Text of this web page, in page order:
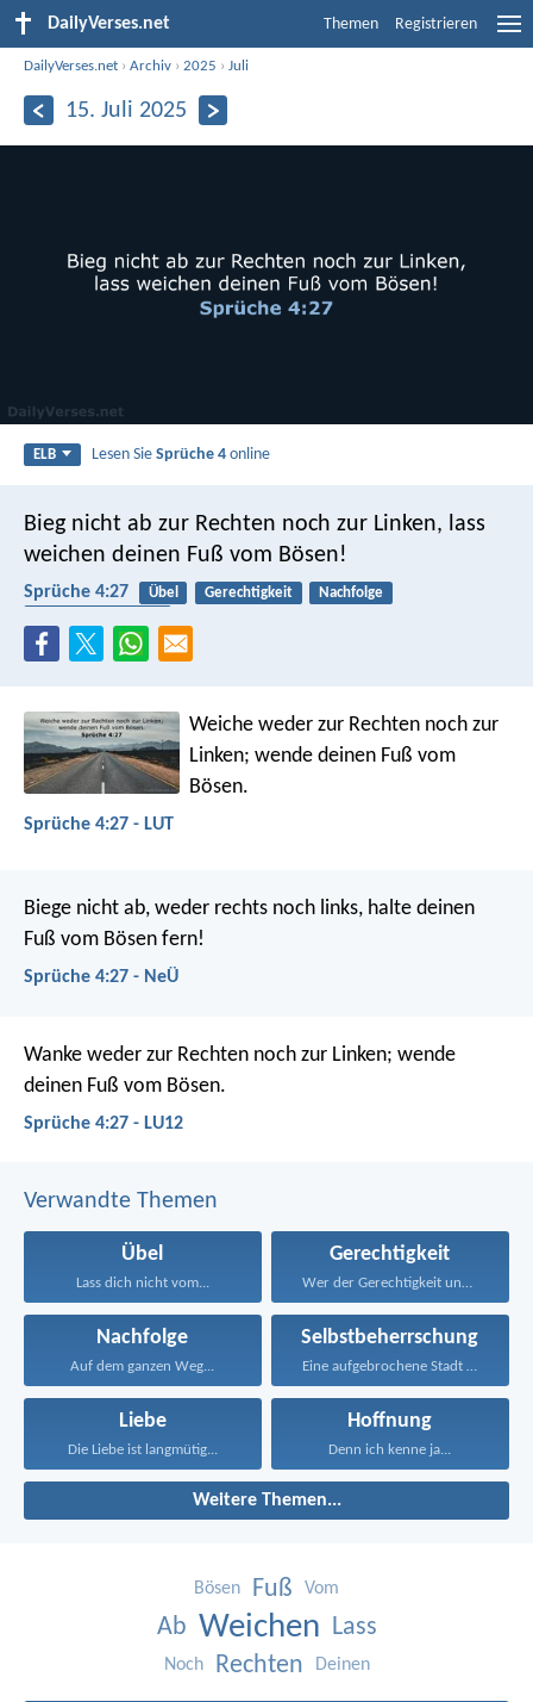
DailyVerses.net Themen Registrieren
DailyVerses.net ›Archiv ›2025 ›Juli
15. Juli 2025
ELB Lesen SieSprüche 4 online
Bieg nicht ab zur Rechten noch zur Linken, lass
weichen deinen Fuß vom Bösen!
Sprüche 4:27 Übel Gerechtigkeit
Nachfolge
Weiche weder zur Rechten noch zur
Linken; wende deinen Fuß vom
Bösen.
Sprüche 4:27 - LUT
Biege nicht ab, weder rechts noch links, halte deinen
Fuß vom Bösen fern!
Sprüche 4:27 - NeÜ
Wanke weder zur Rechten noch zur Linken; wende
deinen Fuß vom Bösen.
Sprüche 4:27 - LU12
Verwandte Themen
Übel
Lass dich nicht vom...
Gerechtigkeit
Wer der Gerechtigkeit und...
Nachfolge
Auf dem ganzen Weg...
Selbstbeherrschung
Eine aufgebrochene Stadt ohne...
Liebe
Die Liebe ist langmütig...
Hoffnung
Denn ich kenne ja...
Weitere Themen...
Bösen Fuß Vom
Ab Weichen Lass
Noch Rechten Deinen